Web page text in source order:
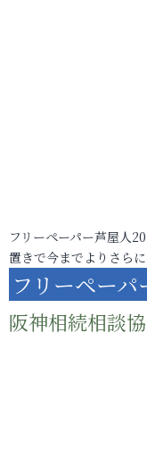
フリーペーパー芦屋人
置きで今までよりさら
フリーペー
阪神相続相談